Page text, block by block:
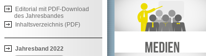
Editorial mit PDF-Download
des Jahresbandes
Inhaltsverzeichnis (PDF)
Jahresband 2022